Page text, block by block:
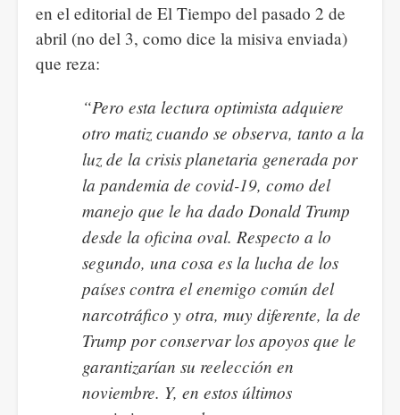
en el editorial de El Tiempo del pasado 2 de
abril (no del 3, como dice la misiva enviada)
que reza:
“Pero esta lectura optimista adquiere
otro matiz cuando se observa, tanto a la
luz de la crisis planetaria generada por
la pandemia de covid-19, como del
manejo que le ha dado Donald Trump
desde la oficina oval. Respecto a lo
segundo, una cosa es la lucha de los
países contra el enemigo común del
narcotráfico y otra, muy diferente, la de
Trump por conservar los apoyos que le
garantizarían su reelección en
noviembre. Y, en estos últimos